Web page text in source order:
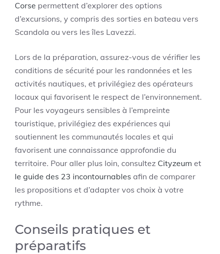
Corse permettent d’explorer des options
d’excursions, y compris des sorties en bateau vers
Scandola ou vers les îles Lavezzi.
Lors de la préparation, assurez-vous de vérifier les
conditions de sécurité pour les randonnées et les
activités nautiques, et privilégiez des opérateurs
locaux qui favorisent le respect de l’environnement.
Pour les voyageurs sensibles à l’empreinte
touristique, privilégiez des expériences qui
soutiennent les communautés locales et qui
favorisent une connaissance approfondie du
territoire. Pour aller plus loin, consultez Cityzeum et
le guide des 23 incontournables afin de comparer
les propositions et d’adapter vos choix à votre
rythme.
Conseils pratiques et
préparatifs